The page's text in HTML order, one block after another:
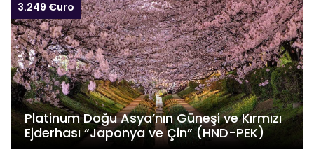
3.249 €uro
Platinum Doğu Asya’nın Güneşi ve Kırmızı
Ejderhası “Japonya ve Çin” (HND-PEK)